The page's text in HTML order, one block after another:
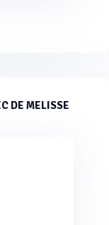
DE MELISSE